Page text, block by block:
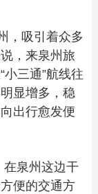
，吸引着众多
，来泉州旅
三通”航线往
显增多，稳
出行愈发便
泉州这边干
便的交通方